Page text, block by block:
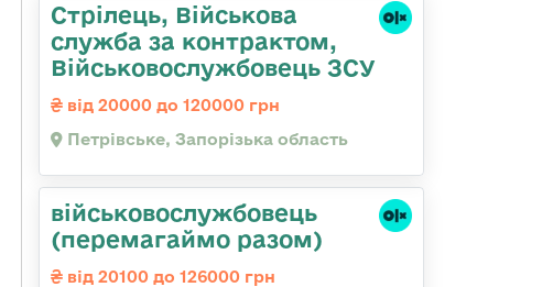
Стрілець, Військова
служба за контрактом,
Військовослужбовець ЗСУ
від 20000 до 120000 грн
Петрівське, Запорізька область
військовослужбовець
(перемагаймо разом)
від 20100 до 126000 грн